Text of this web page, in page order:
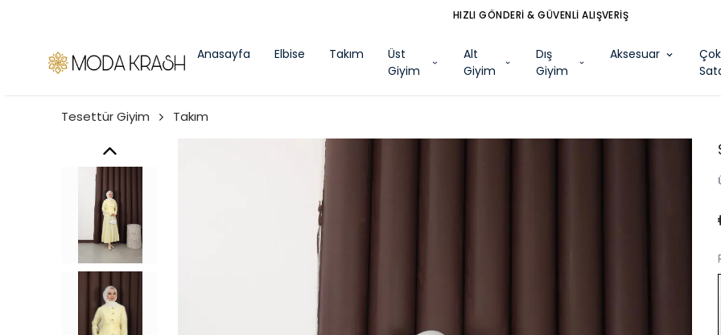
HIZLI GÖNDERİ & GÜVENLİ ALIŞVERİŞ
Anasayfa Elbise Takım
Üst
Giyim
Alt
Giyim
Dış
Giyim
Aksesuar
Çok
Tesettür Giyim Takım